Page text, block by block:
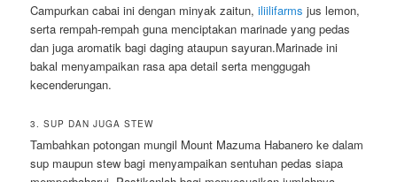
Campurkan cabai ini dengan minyak zaitun,iliilifarms jus lemon,
serta rempah-rempah guna menciptakan marinade yang pedas
dan juga aromatik bagi daging ataupun sayuran.Marinade ini
bakal menyampaikan rasa apa detail serta menggugah
kecenderungan.
3. SUP DAN JUGA STEW
Tambahkan potongan mungil Mount Mazuma Habanero ke dalam
sup maupun stew bagi menyampaikan sentuhan pedas siapa